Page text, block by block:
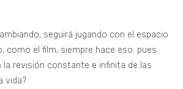
seguirá jugando con el espacio
como el film, siempre hace eso: pues
la revisión constante e infinita de las
vida?